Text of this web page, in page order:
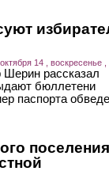
14 , воскресенье ,
рассказал
бюллетени
паспорта